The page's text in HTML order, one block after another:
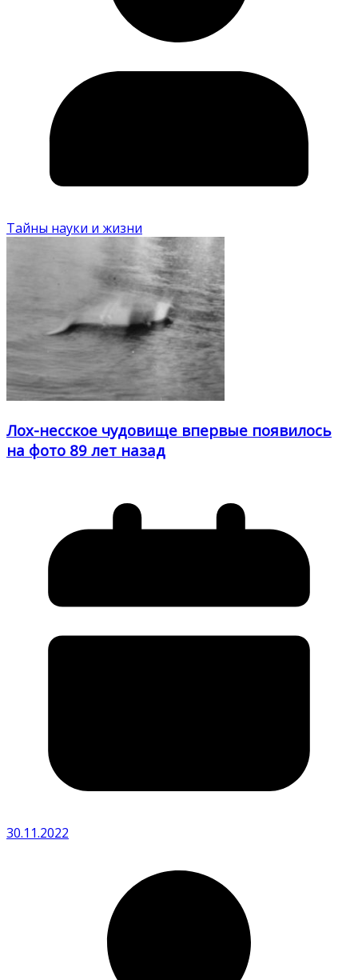
Тайны науки и жизни
Лох-несское чудовище впервые появилось
на фото 89 лет назад
30.11.2022